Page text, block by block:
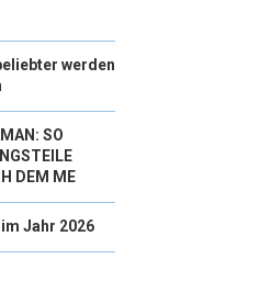
werden
SO
DEM ME
Jahr 2026